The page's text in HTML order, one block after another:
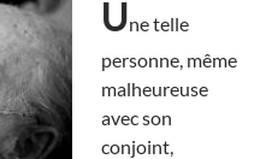
Une telle
personne, même
malheureuse
avec son
conjoint,